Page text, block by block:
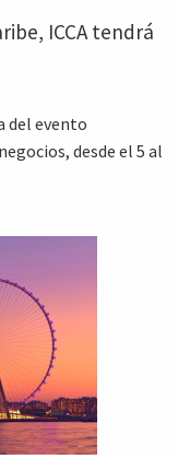
ICCA tendrá
del evento
desde el 5 al